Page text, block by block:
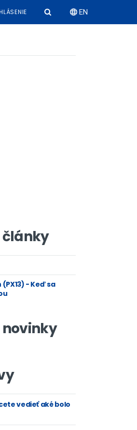
EN
články
(PX13) - Keď sa
vedieť aké bolo